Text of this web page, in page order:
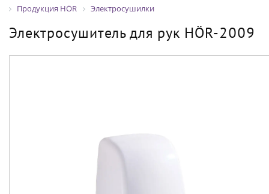
Продукция HÖR
Электросушилки
Электросушитель для рук HÖR-2009